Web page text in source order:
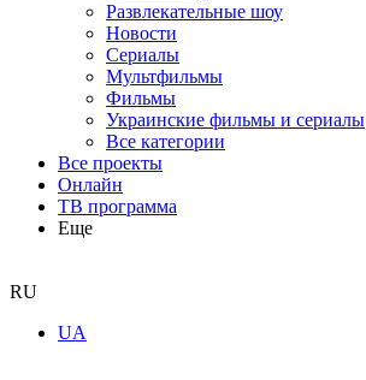
Развлекательные шоу
Новости
Сериалы
Мультфильмы
Фильмы
Украинские фильмы и сериалы
Все категории
Все проекты
Онлайн
ТВ программа
Еще
RU
UA